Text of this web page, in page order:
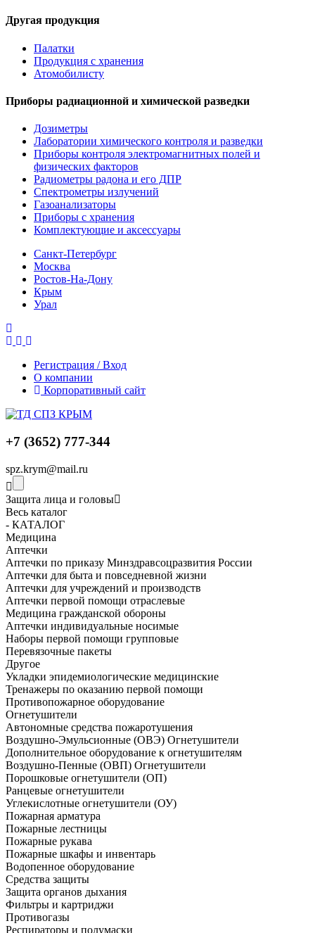
Другая продукция
Палатки
Продукция с хранения
Атомобилисту
Приборы радиационной и химической разведки
Дозиметры
Лаборатории химического контроля и разведки
Приборы контроля электромагнитных полей и
физических факторов
Радиометры радона и его ДПР
Спектрометры излучений
Газоанализаторы
Приборы с хранения
Комплектующие и аксессуары
Санкт-Петербург
Москва
Ростов-На-Дону
Крым
Урал
Регистрация / Вход
О компании
Корпоративный сайт
+7 (3652) 777-344
spz.krym@mail.ru
Защита лица и головы
Весь каталог
- КАТАЛОГ
Медицина
Аптечки
Аптечки по приказу Минздравсоцразвития России
Аптечки для быта и повседневной жизни
Аптечки для учреждений и производств
Аптечки первой помощи отраслевые
Медицина гражданской обороны
Аптечки индивидуальные носимые
Наборы первой помощи групповые
Перевязочные пакеты
Другое
Укладки эпидемиологические медицинские
Тренажеры по оказанию первой помощи
Противопожарное оборудование
Огнетушители
Автономные средства пожаротушения
Воздушно-Эмульсионные (ОВЭ) Огнетушители
Дополнительное оборудование к огнетушителям
Воздушно-Пенные (ОВП) Огнетушители
Порошковые огнетушители (ОП)
Ранцевые огнетушители
Углекислотные огнетушители (ОУ)
Пожарная арматура
Пожарные лестницы
Пожарные рукава
Пожарные шкафы и инвентарь
Водопенное оборудование
Средства защиты
Защита органов дыхания
Фильтры и картриджи
Противогазы
Респираторы и полумаски